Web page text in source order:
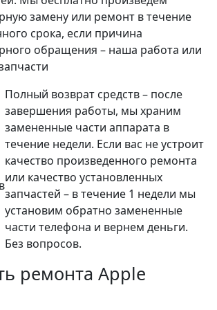
замену или ремонт в течение
срока, если причина
обращения – наша работа или
Полный возврат средств – после
завершения работы, мы храним
замененные части аппарата в
течение недели. Если вас не устроит
качество произведенного ремонта
или качество установленных
запчастей – в течение 1 недели мы
установим обратно замененные
части телефона и вернем деньги.
Без вопросов.
ремонта Apple